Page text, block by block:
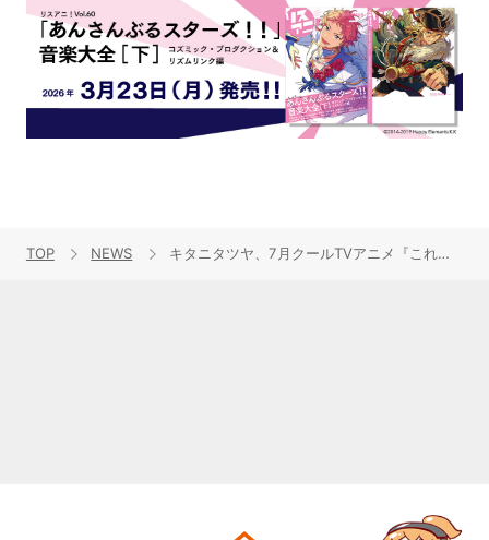
TOP NEWS キタニタツヤ、7月クールTVアニメ『これ描いて死ね』オープニング主題歌「遺書」8月12日発売のCDパッケージビジュアル解禁！